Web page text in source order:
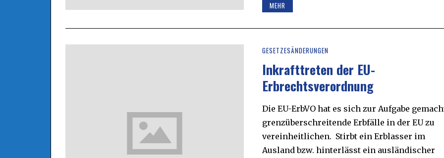
MEHR
GESETZESÄNDERUNGEN
Inkrafttreten der EU-
Erbrechtsverordnung
Die EU-ErbVO hat es sich zur Aufgabe
grenzüberschreitende Erbfälle in der EU zu
vereinheitlichen. Stirbt ein Erblasser im
Ausland bzw. hinterlässt ein ausländischer